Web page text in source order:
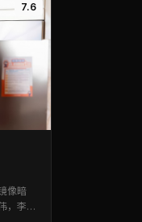
7.6
像暗
，李秉